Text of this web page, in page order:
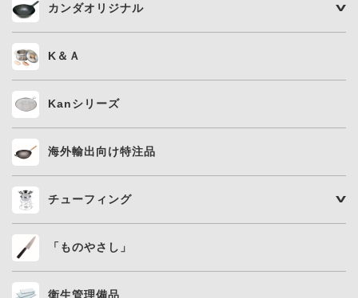
カンダオリジナル
K＆Ａ
Kanシリーズ
海外輸出向け特注品
チューフィング
「ものやさし」
衛生管理備品